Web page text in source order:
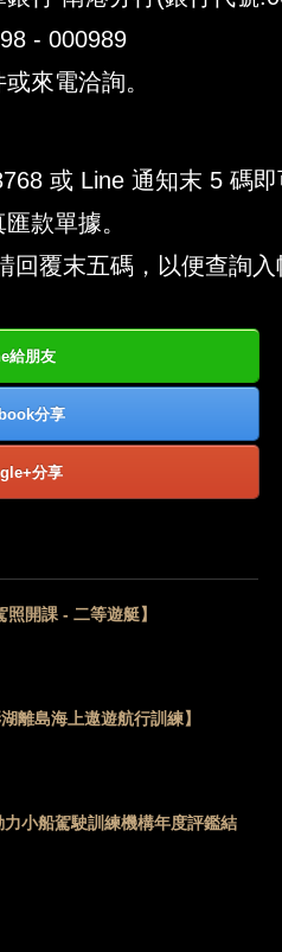
- 000989
來電洽詢。
或 Line 通知末 5 碼
款單據。
回覆末五碼，以便查詢入
給朋友
分享
分享
照開課 - 二等遊艇】
離島海上遨遊航行訓練】
力小船駕駛訓練機構年度評鑑結